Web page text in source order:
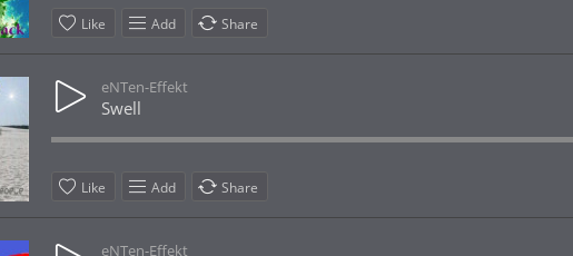
Like Add Share
eNTen-Effekt
Swell
Like Add Share
eNTen-Effekt